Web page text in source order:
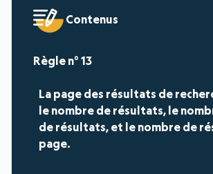
Contenus
13
La page des résultats de
le nombre de résultats, le
de résultats, et le nombre de
page.